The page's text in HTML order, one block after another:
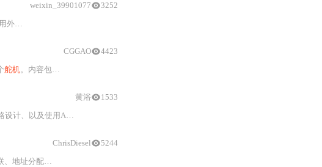
源为
weixin_39901077 3252
舵机。内容包括
CGGAO 4423
计、以及使用Adafruit库进行
黄浴 1533
示例，同时提供了
ChrisDiesel 5244